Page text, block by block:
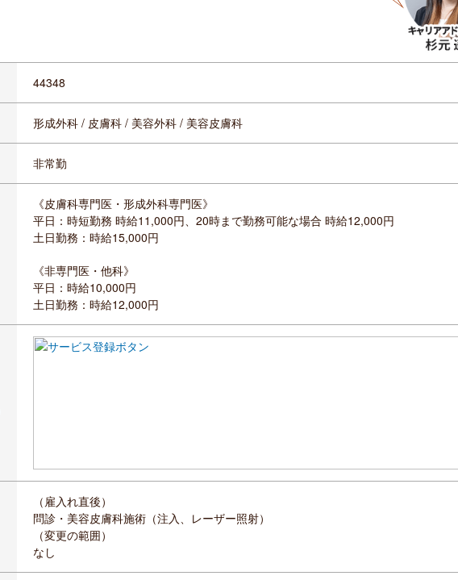
44348
形成外科 / 皮膚科 / 美容外科 / 美容皮膚科
非常勤
《皮膚科専門医・形成外科専門医》
平日：時短勤務 時給11,000円、20時まで勤務可能な場合 時給12,000円
土日勤務：時給15,000円
《非専門医・他科》
平日：時給10,000円
土日勤務：時給12,000円
（雇入れ直後）
問診・美容皮膚科施術（注入、レーザー照射）
（変更の範囲）
なし